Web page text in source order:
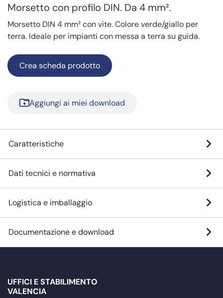
Morsetto con profilo DIN. Da 4 mm².
Morsetto DIN 4 mm² con vite. Colore verde/giallo per
terra. Ideale per impianti con messa a terra su guida.
Crea scheda prodotto
Aggiungi ai miei download
Caratteristiche
Dati tecnici e normativa
Logistica e imballaggio
Documentazione e download
UFFICI E STABILIMENTO
VALENCIA